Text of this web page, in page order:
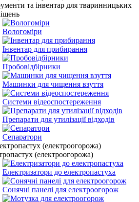
та інвентар для тваринницьких
Вологоміри
Інвентар для прибирання
Пробовідбірники
Машинки для чищення взуття
Системи відеоспостереження
Препарати для утилізації відходів
Сепаратори
(електроогорожа)
Електризатори до електропастуха
Сонячні панелі для електроогорож